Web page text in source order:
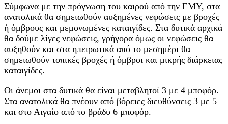
Σύμφωνα με την πρόγνωση του καιρού από την ΕΜΥ, στα
ανατολικά θα σημειωθούν αυξημένες νεφώσεις με βροχές
ή όμβρους και μεμονωμένες καταιγίδες. Στα δυτικά αρχικά
θα δούμε λίγες νεφώσεις, γρήγορα όμως οι νεφώσεις θα
αυξηθούν και στα ηπειρωτικά από το μεσημέρι θα
σημειωθούν τοπικές βροχές ή όμβροι και μικρής διάρκειας
καταιγίδες.
Οι άνεμοι στα δυτικά θα είναι μεταβλητοί 3 με 4 μποφόρ.
Στα ανατολικά θα πνέουν από βόρειες διευθύνσεις 3 με 5
και στο Αιγαίο από το βράδυ 6 μποφόρ.